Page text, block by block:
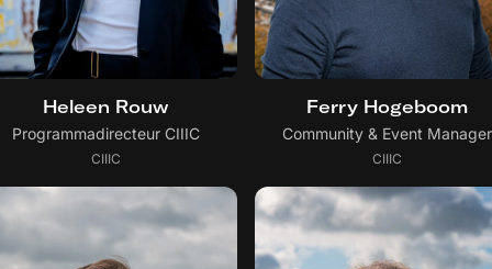
Heleen Rouw
Programmadirecteur CIIIC
CIIIC
Ferry Hogeboom
Community & Event Manager
CIIIC